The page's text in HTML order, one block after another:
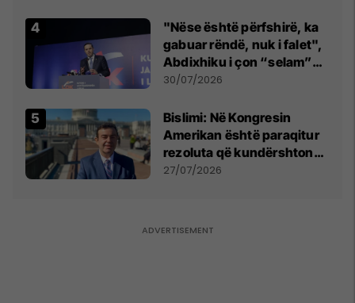
"Nëse është përfshirë, ka
gabuar rëndë, nuk i falet",
Abdixhiku i çon “selam”
Përparim Ramës
30/07/2026
Bislimi: Në Kongresin
Amerikan është paraqitur
rezoluta që kundërshton
mbajtjen e Asamblesë
27/07/2026